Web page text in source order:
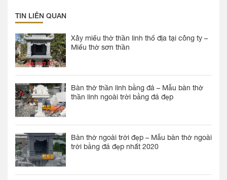
TIN LIÊN QUAN
Xây miếu thờ thần linh thổ địa tại công ty –
Miếu thờ sơn thần
Bàn thờ thần linh bằng đá – Mẫu bàn thờ
thần linh ngoài trời bằng đá đẹp
Bàn thờ ngoài trời đẹp – Mẫu bàn thờ ngoài
trời bằng đá đẹp nhất 2020